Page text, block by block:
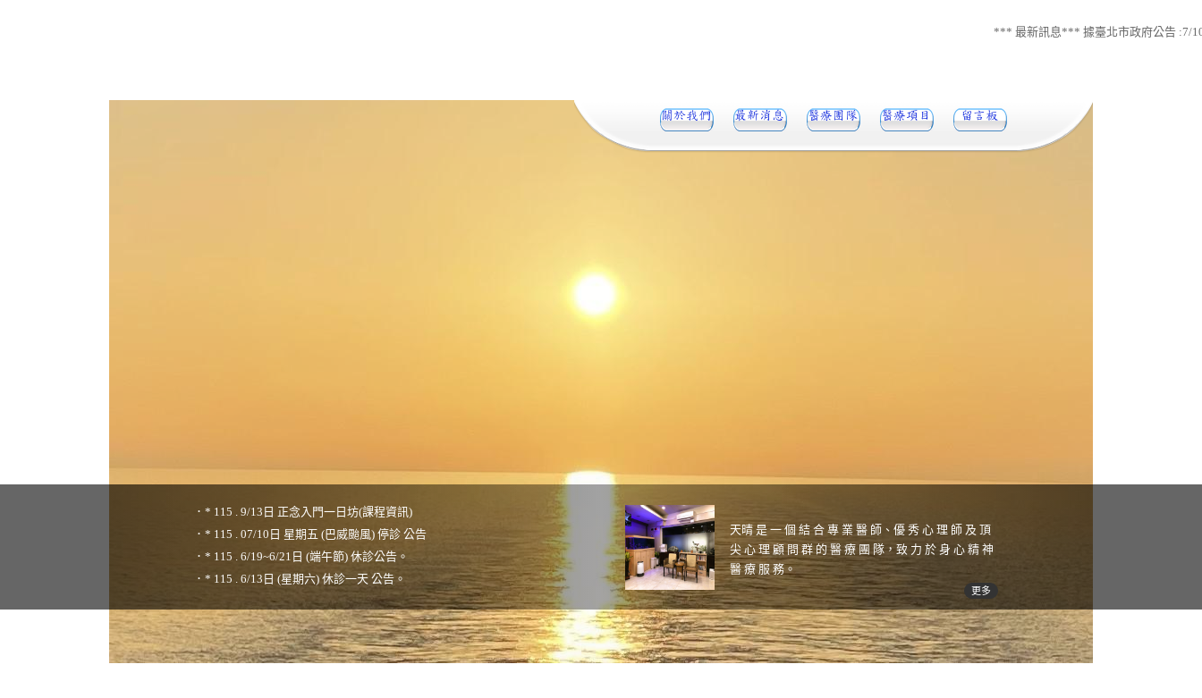
*** 最新訊息*** 據臺北市政府公告 :7/10
* 115 . 9/13日 正念入門一日坊(課程資訊)
* 115 . 07/10日 星期五 (巴威颱風) 停診 公告
* 115 . 6/19~6/21日 (端午節) 休診公告。
* 115 . 6/13日 (星期六) 休診一天 公告。
* 115 . 4/02~4/06日 (清明節) 休診公告。
* 115 . 2/27~2/28日 228(和平紀念日) 休診公告。
* 最新訊息*** 本診所引進最新安全有效、非侵入性、非藥物的治療：經顱磁刺激（rTMS) 。
天晴 是 一 個 結 合 專 業 醫 師、優 秀 心 理 師 及 頂
尖 心 理 顧 問 群 的 醫 療 團 隊，致 力 於 身 心 精 神
醫 療 服 務。
我 們 服 務 親 切，並 堅 持 維 護 患 者 的 隱 私 權，
全 心 全 意 將 最 高 品 質 的 醫 療 帶 給 你。
在天晴
為 了 讓 您 能 輕
更多